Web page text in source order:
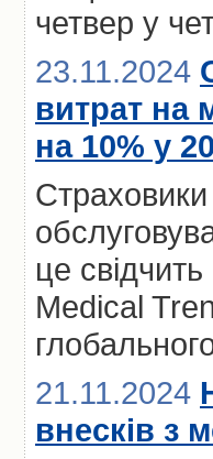
четвер у
23.11.2024
витрат на
на 10% у
це
Medical
21.11.2024
внесків з